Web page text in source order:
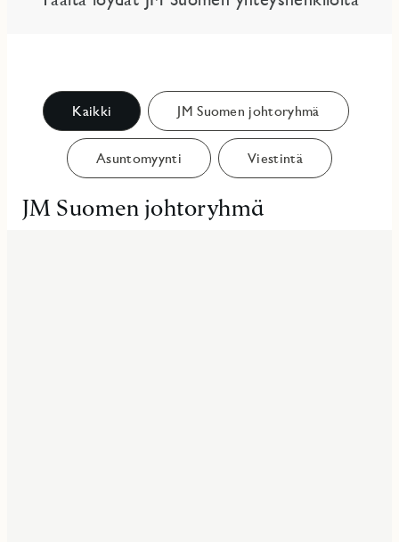
Kaikki JM Suomen johtoryhmä
Asuntomyynti Viestintä
JM Suomen johtoryhmä